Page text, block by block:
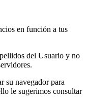
en función a tus
del Usuario y no
su navegador para
le sugerimos consultar